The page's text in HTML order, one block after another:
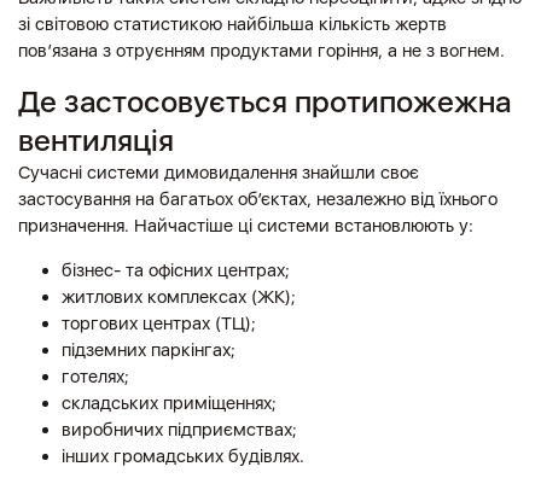
зі світовою статистикою найбільша кількість жертв
пов’язана з отруєнням продуктами горіння, а не з вогнем.
Де застосовується протипожежна
вентиляція
Сучасні системи димовидалення знайшли своє
застосування на багатьох об’єктах, незалежно від їхнього
призначення. Найчастіше ці системи встановлюють у:
бізнес- та офісних центрах;
житлових комплексах (ЖК);
торгових центрах (ТЦ);
підземних паркінгах;
готелях;
складських приміщеннях;
виробничих підприємствах;
інших громадських будівлях.